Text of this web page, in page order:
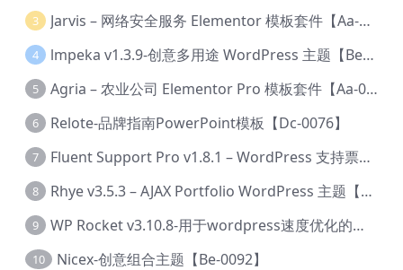
3 Jarvis – 网络安全服务 Elementor 模板套件【Aa-0035】
4 lmpeka v1.3.9-创意多用途 WordPress 主题【Be-0064】
5 Agria – 农业公司 Elementor Pro 模板套件【Aa-0003】
6 Relote-品牌指南PowerPoint模板【Dc-0076】
7 Fluent Support Pro v1.8.1 – WordPress 支持票务系统【Cc-0041】
8 Rhye v3.5.3 – AJAX Portfolio WordPress 主题【Bi-0049】
9 WP Rocket v3.10.8-用于wordpress速度优化的缓存加速插件【Cd-0019】
10 Nicex-创意组合主题【Be-0092】